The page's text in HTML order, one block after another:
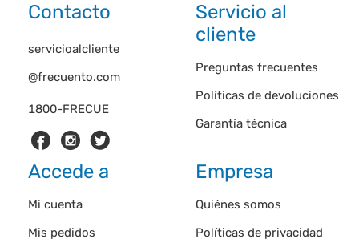
Contacto
1800-FRECUE
servicioalcliente
@frecuento.com
Servicio al
cliente
Preguntas frecuentes
Políticas de devoluciones
Garantía técnica
Accede a
Mi cuenta
Mis pedidos
Empresa
Quiénes somos
Políticas de privacidad